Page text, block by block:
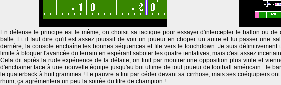
En défense le principe est le même, on choisit sa tactique pour essayer d'intercepter le ballon ou
balle. Et il faut dire qu'il est assez jouissif de voir un joueur en choper un autre et lui passer une
derrière, la console enchaîne les bonnes séquences et file vers le touchdown. Je suis définitivement
limite à bloquer l'avancée du terrain en espérant saboter les quatre tentatives, mais c'est assez
Cela dit après la rude expérience de la défaite, on finit par montrer une opposition plus virile et
d'enchainer face à une nouvelle équipe jusqu'au but ultime de tout joueur de football américain : le
le quaterback à huit grammes ! Le pauvre a fini par céder devant sa cirrhose, mais ses coéquipiers
rhum, ça agrémentera un peu la soirée du titre de champion !